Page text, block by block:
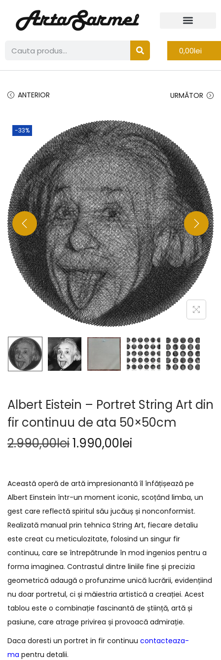
0,00lei
ANTERIOR URMĂTOR
-33%
Albert Eistein – Portret String Art din
fir continuu de ata 50×50cm
2.990,00lei1.990,00lei
Această operă de artă impresionantă îl înfățișează pe
Albert Einstein într-un moment iconic, scoțând limba, un
gest care reflectă spiritul său jucăuș și nonconformist.
Realizată manual prin tehnica String Art, fiecare detaliu
este creat cu meticulozitate, folosind un singur fir
continuu, care se întrepătrunde în mod ingenios pentru a
forma imaginea. Contrastul dintre liniile fine și precizia
geometrică adaugă o profunzime unică lucrării, evidențiind
nu doar portretul, ci și măiestria artistică a creației. Acest
tablou este o combinație fascinantă de știință, artă și
pasiune, care atrage privirea și provoacă admirație.
Daca doresti un portret in fir continuu contacteaza-
ma pentru detalii.